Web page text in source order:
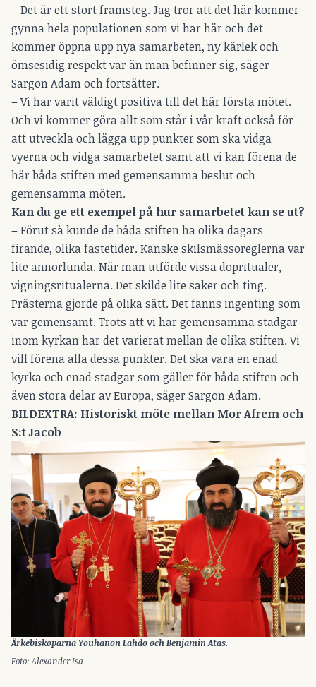
– Det är ett stort framsteg. Jag tror att det här kommer
gynna hela populationen som vi har här och det
kommer öppna upp nya samarbeten, ny kärlek och
ömsesidig respekt var än man befinner sig, säger
Sargon Adam och fortsätter.
– Vi har varit väldigt positiva till det här första mötet.
Och vi kommer göra allt som står i vår kraft också för
att utveckla och lägga upp punkter som ska vidga
vyerna och vidga samarbetet samt att vi kan förena de
här båda stiften med gemensamma beslut och
gemensamma möten.
Kan du ge ett exempel på hur samarbetet kan se ut?
– Förut så kunde de båda stiften ha olika dagars
firande, olika fastetider. Kanske skilsmässoreglerna var
lite annorlunda. När man utförde vissa dopritualer,
vigningsritualerna. Det skilde lite saker och ting.
Prästerna gjorde på olika sätt. Det fanns ingenting som
var gemensamt. Trots att vi har gemensamma stadgar
inom kyrkan har det varierat mellan de olika stiften. Vi
vill förena alla dessa punkter. Det ska vara en enad
kyrka och enad stadgar som gäller för båda stiften och
även stora delar av Europa, säger Sargon Adam.
BILDEXTRA: Historiskt möte mellan Mor Afrem och
S:t Jacob
Ärkebiskoparna Youhanon Lahdo och Benjamin Atas.
Foto: Alexander Isa